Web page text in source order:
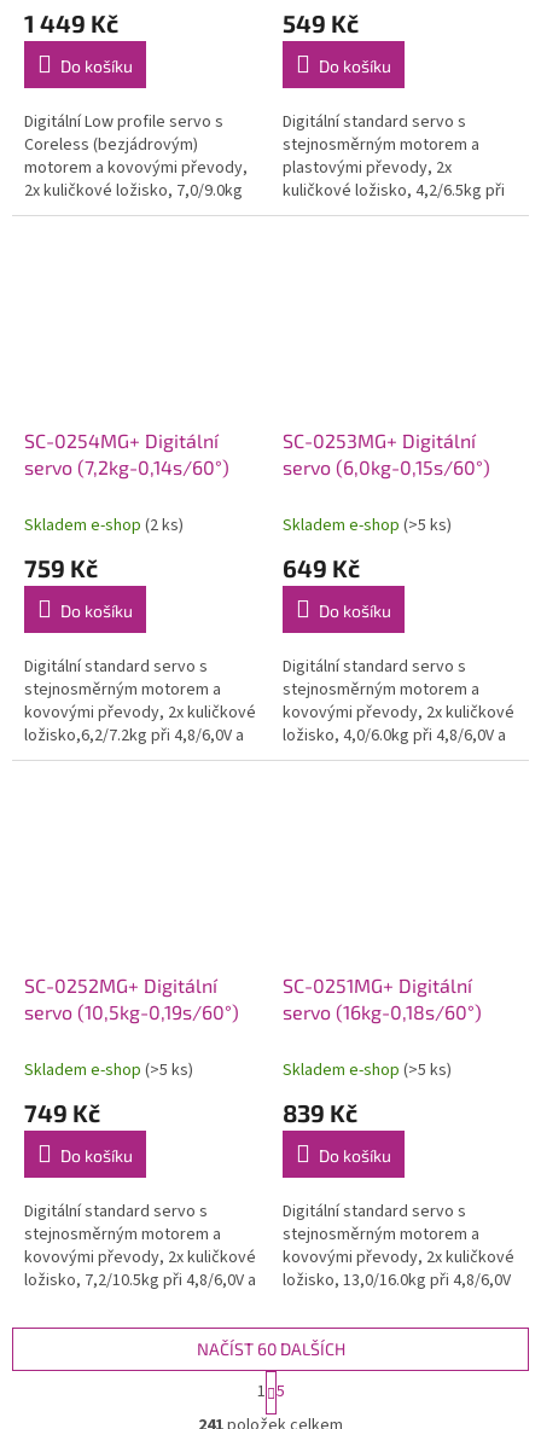
1 449 Kč
Do košíku
Digitální Low profile servo s
Coreless (bezjádrovým)
motorem a kovovými převody,
2x kuličkové ložisko, 7,0/9.0kg
při 4,8/6,0V a 0,10/0,09s na
549 Kč
Do košíku
Digitální standard servo s
stejnosměrným motorem a
plastovými převody, 2x
kuličkové ložisko, 4,2/6.5kg při
4,8/6,0V a 0,16/0,13s na 4,8/6,0V,
SC-0254MG+ Digitální
servo (7,2kg-0,14s/60°)
Skladem e-shop (2 ks)
759 Kč
Do košíku
Digitální standard servo s
stejnosměrným motorem a
kovovými převody, 2x kuličkové
ložisko,6,2/7.2kg při 4,8/6,0V a
0,19/0,14s na 4,8/6,0V, váha
SC-0253MG+ Digitální
servo (6,0kg-0,15s/60°)
Skladem e-shop (>5 ks)
649 Kč
Do košíku
Digitální standard servo s
stejnosměrným motorem a
kovovými převody, 2x kuličkové
ložisko, 4,0/6.0kg při 4,8/6,0V a
0,17/0,15s na 4,8/6,0V, váha
SC-0252MG+ Digitální
servo (10,5kg-0,19s/60°)
Skladem e-shop (>5 ks)
749 Kč
Do košíku
Digitální standard servo s
stejnosměrným motorem a
kovovými převody, 2x kuličkové
ložisko, 7,2/10.5kg při 4,8/6,0V a
49,0g, 40,7x19,6x39,4mm....
SC-0251MG+ Digitální
servo (16kg-0,18s/60°)
Skladem e-shop (>5 ks)
839 Kč
Do košíku
Digitální standard servo s
stejnosměrným motorem a
kovovými převody, 2x kuličkové
ložisko, 13,0/16.0kg při 4,8/6,0V
61,0g, 40,7x19,6x42,4mm....
O
NAČÍST 60 DALŠÍCH
S
t
r
1 5